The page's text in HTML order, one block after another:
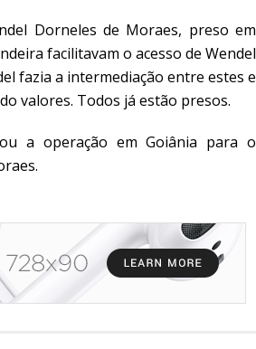
Dorneles de Moraes, preso em
facilitavam o acesso de Wendel
fazia a intermediação entre estes e
valores. Todos já estão presos.
a operação em Goiânia para o